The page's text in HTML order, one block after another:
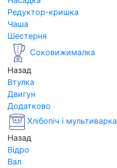
Редуктор-кришка
Чаша
Шестерня
Соковижималка
Назад
Втулка
Двигун
Додатково
Хлібопіч і мультиварка
Назад
Відро
Вал